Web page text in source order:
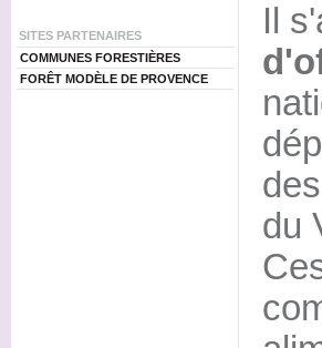
SITES PARTENAIRES
COMMUNES FORESTIÈRES
FORÊT MODÈLE DE PROVENCE
Il
du